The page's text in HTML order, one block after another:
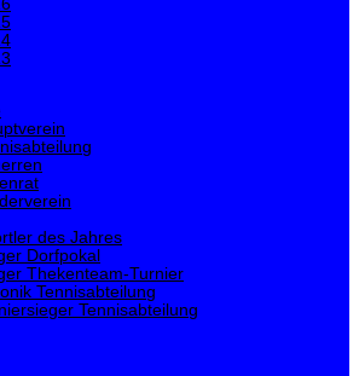
des Jahres
Dorfpokal
Thekenteam-Turnier
Tennisabteilung
Tennisabteilung